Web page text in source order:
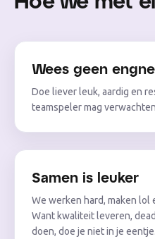
Wees geen
Doe liever leuk, aardig en
teamspeler mag
Samen is leuker
We werken hard, maken lol
Want kwaliteit leveren,
doen, doe je niet in je eentje.